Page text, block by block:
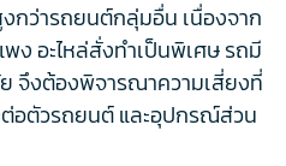
กว่ารถยนต์กลุ่มอื่น เนื่องจาก
ง อะไหล่สั่งทำเป็นพิเศษ รถมี
จึงต้องพิจารณาความเสี่ยงที่
อตัวรถยนต์ และอุปกรณ์ส่วน